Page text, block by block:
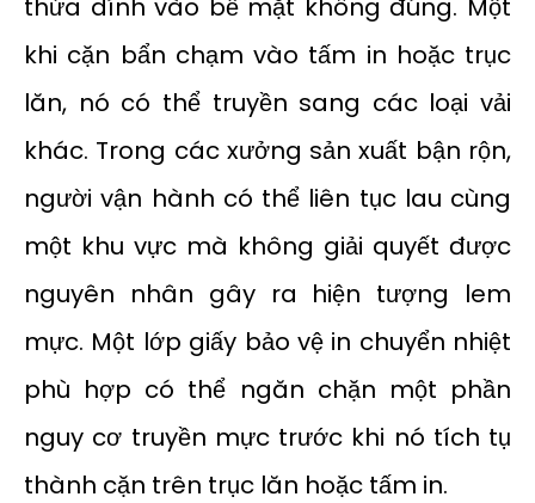
thừa dính vào bề mặt không đúng. Một
khi cặn bẩn chạm vào tấm in hoặc trục
lăn, nó có thể truyền sang các loại vải
khác. Trong các xưởng sản xuất bận rộn,
người vận hành có thể liên tục lau cùng
một khu vực mà không giải quyết được
nguyên nhân gây ra hiện tượng lem
mực. Một lớp giấy bảo vệ in chuyển nhiệt
phù hợp có thể ngăn chặn một phần
nguy cơ truyền mực trước khi nó tích tụ
thành cặn trên trục lăn hoặc tấm in.